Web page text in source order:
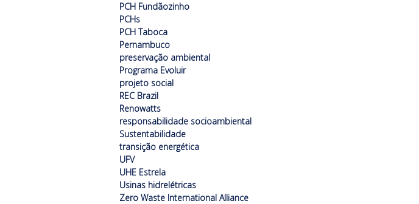
PCH Fundãozinho
PCHs
PCH Taboca
Pernambuco
preservação ambiental
Programa Evoluir
projeto social
REC Brazil
Renowatts
responsabilidade socioambiental
Sustentabilidade
transição energética
UFV
UHE Estrela
Usinas hidrelétricas
Zero Waste International Alliance